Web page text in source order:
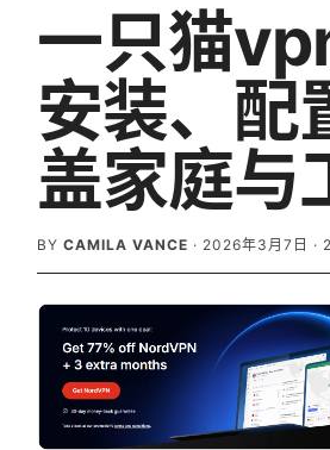
一只猫
安装、配
盖家庭与
BY CAMILA VANCE · 2026年3月7日 · 2